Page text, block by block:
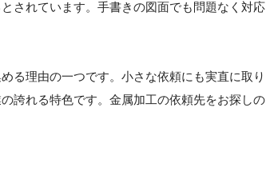
されています。手書きの図面でも問題なく対応
る理由の一つです。小さな依頼にも実直に取り
誇れる特色です。金属加工の依頼先をお探しの